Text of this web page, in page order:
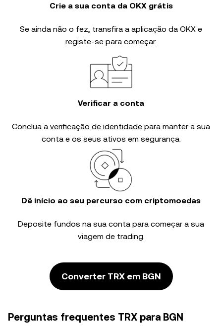
Crie a sua conta da OKX grátis
Se ainda não o fez, transfira a aplicação da OKX e
registe-se para começar.
Verificar a conta
Conclua a verificação de identidade para manter a sua
conta e os seus ativos em segurança.
Dê início ao seu percurso com criptomoedas
Deposite fundos na sua conta para começar a sua
viagem de trading.
Converter TRX em BGN
Perguntas frequentes TRX para BGN